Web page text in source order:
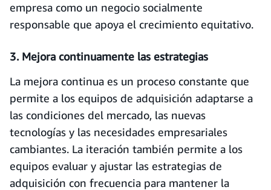
empresa como un negocio socialmente
responsable que apoya el crecimiento equitativo.
3. Mejora continuamente las estrategias
La mejora continua es un proceso constante que
permite a los equipos de adquisición adaptarse a
las condiciones del mercado, las nuevas
tecnologías y las necesidades empresariales
cambiantes. La iteración también permite a los
equipos evaluar y ajustar las estrategias de
adquisición con frecuencia para mantener la